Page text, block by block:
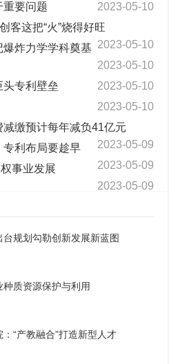
重要问题
2023-05-10
客这把“火”烧得好旺
2023-05-10
炸力学学科奠基
2023-05-10
头专利壁垒
2023-05-10
2023-05-10
减缴预计每年减负41亿元
2023-05-09
专利布局要趁早
2023-05-09
事业发展
2023-05-09
台规划勾勒创新发展新蓝图
种质资源保护与利用
：“产教融合”打造新型人才